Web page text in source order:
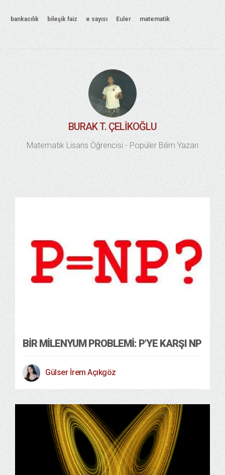
bankacılık bileşik faiz e sayısı Euler matematik
BURAK T. ÇELIKOĞLU
Matematik Lisans Öğrencisi - Popüler Bilim Yazarı
BIR MILENYUM PROBLEMI: P’YE KARŞI NP
Gülser İrem Açıkgöz